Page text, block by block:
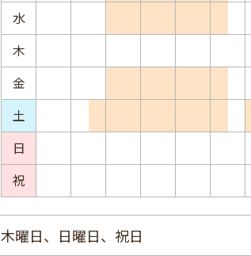
水
木
金
土
日
祝
木曜日、日曜日、祝日